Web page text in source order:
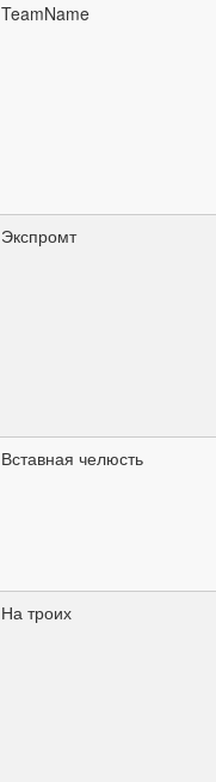
TeamName
Экспромт
Вставная челюсть
На троих